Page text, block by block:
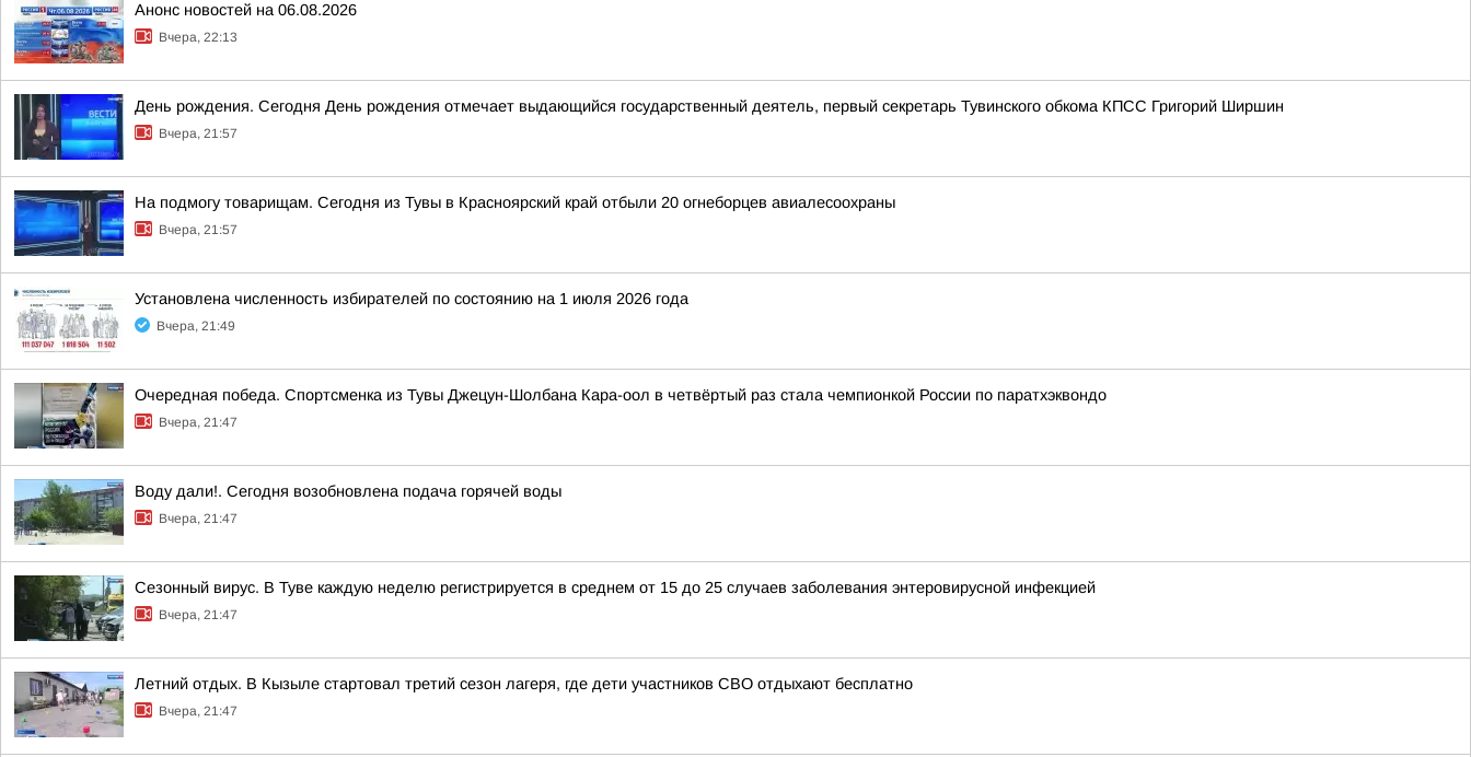
Анонс новостей на 06.08.2026
Вчера, 22:13
День рождения. Сегодня День рождения отмечает выдающийся государственный деятель, первый секретарь Тувинского обкома КПСС Григорий Ширшин
Вчера, 21:57
На подмогу товарищам. Сегодня из Тувы в Красноярский край отбыли 20 огнеборцев авиалесоохраны
Вчера, 21:57
Установлена численность избирателей по состоянию на 1 июля 2026 года
Вчера, 21:49
Очередная победа. Спортсменка из Тувы Джецун-Шолбана Кара-оол в четвёртый раз стала чемпионкой России по паратхэквондо
Вчера, 21:47
Воду дали!. Сегодня возобновлена подача горячей воды
Вчера, 21:47
Сезонный вирус. В Туве каждую неделю регистрируется в среднем от 15 до 25 случаев заболевания энтеровирусной инфекцией
Вчера, 21:47
Летний отдых. В Кызыле стартовал третий сезон лагеря, где дети участников СВО отдыхают бесплатно
Вчера, 21:47